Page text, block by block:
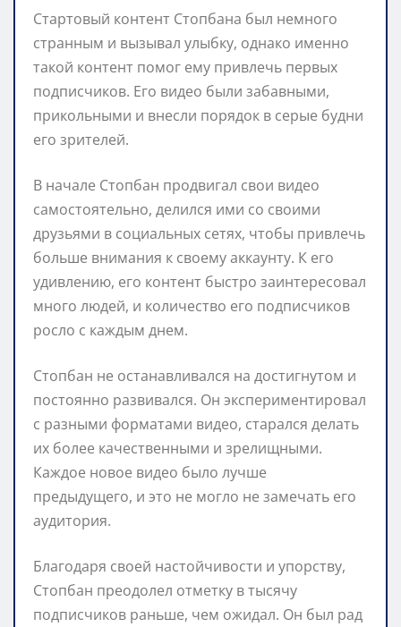
Стартовый контент Стопбана был немного
странным и вызывал улыбку, однако именно
такой контент помог ему привлечь первых
подписчиков. Его видео были забавными,
прикольными и внесли порядок в серые будни
его зрителей.
В начале Стопбан продвигал свои видео
самостоятельно, делился ими со своими
друзьями в социальных сетях, чтобы привлечь
больше внимания к своему аккаунту. К его
удивлению, его контент быстро заинтересовал
много людей, и количество его подписчиков
росло с каждым днем.
Стопбан не останавливался на достигнутом и
постоянно развивался. Он экспериментировал
с разными форматами видео, старался делать
их более качественными и зрелищными.
Каждое новое видео было лучше
предыдущего, и это не могло не замечать его
аудитория.
Благодаря своей настойчивости и упорству,
Стопбан преодолел отметку в тысячу
подписчиков раньше, чем ожидал. Он был рад